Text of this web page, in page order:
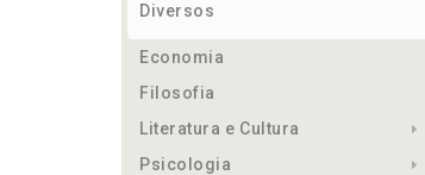
Diversos
Economia
Filosofia
Literatura e Cultura
Psicologia